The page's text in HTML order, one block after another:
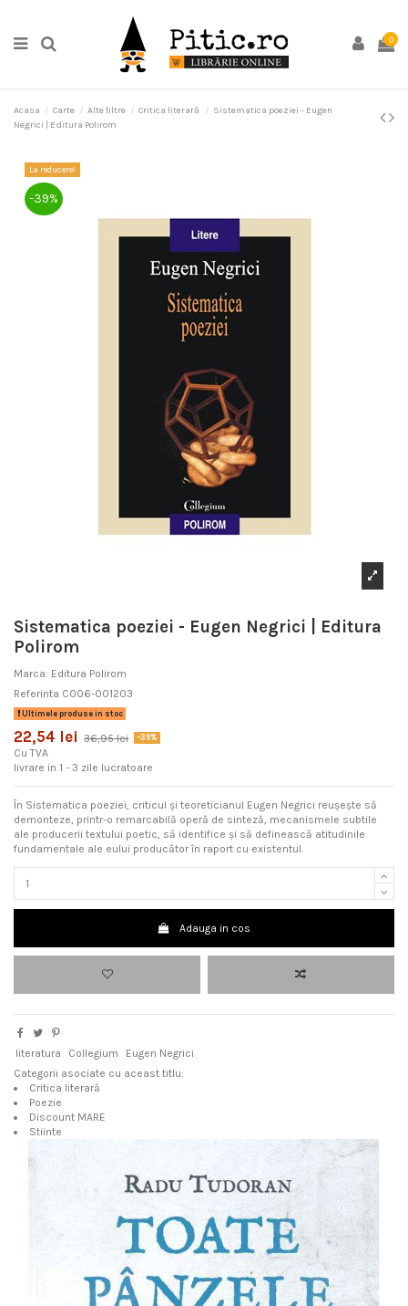
0
Acasa Carte Alte filtre Critica literară
Sistematica poeziei - Eugen
Negrici | Editura Polirom
La reducere!
-39%
Sistematica poeziei - Eugen Negrici | Editura
Polirom
Marca: Editura Polirom
Referinta C006-001203
Ultimele produse in stoc
22,54 lei 36,95 lei -39%
Cu TVA
livrare in 1 - 3 zile lucratoare
În Sistematica poeziei, criticul şi teoreticianul Eugen Negrici reuşeşte să
demonteze, printr-o remarcabilă operă de sinteză, mecanismele subtile
ale producerii textului poetic, să identifice şi să definească atitudinile
fundamentale ale eului producător în raport cu existentul.
Adauga in cos
literatura Collegium
Eugen Negrici
Categorii asociate cu aceast titlu:
Critica literară
Poezie
Discount MARE
Stiinte